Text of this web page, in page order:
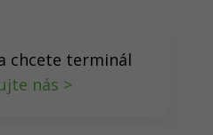
chcete terminál
nás >